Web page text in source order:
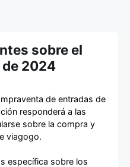
sobre el
de 2024
de entradas de
responderá a las
sobre la compra y
viagogo.
específica sobre los